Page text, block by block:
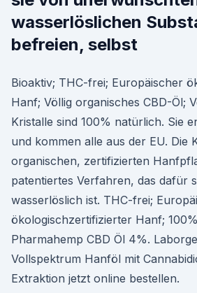
wasserlöslichen
befreien, selbst
Bioaktiv; THC-frei; Europäischer
Hanf; Völlig organisches CBD-Öl;
Kristalle sind 100% natürlich. Sie
und kommen alle aus der EU. Die
organischen, zertifizierten
patentiertes Verfahren, das dafür
wasserlöslich ist. THC-frei;
ökologischzertifizierter Hanf;
Pharmahemp CBD Öl 4%.
Vollspektrum Hanföl mit
Extraktion jetzt online bestellen.